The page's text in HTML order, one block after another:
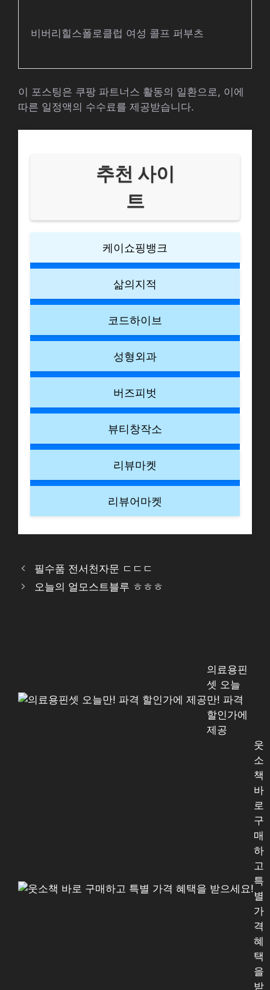
비버리힐스폴로클럽 여성 콜프 퍼부츠
이 포스팅은 쿠팡 파트너스 활동의 일환으로, 이에
따른 일정액의 수수료를 제공받습니다.
추천 사이
트
케이쇼핑뱅크
삶의지적
코드하이브
성형외과
버즈피벗
뷰티창작소
리뷰마켓
리뷰어마켓
필수품 전서천자문 ㄷㄷㄷ
오늘의 얼모스트블루 ㅎㅎㅎ
의료용핀
셋 오늘
만! 파격
할인가에
제공
웃
소
책
바
로
구
매
하
고
특
별
가
격
혜
택
을
받